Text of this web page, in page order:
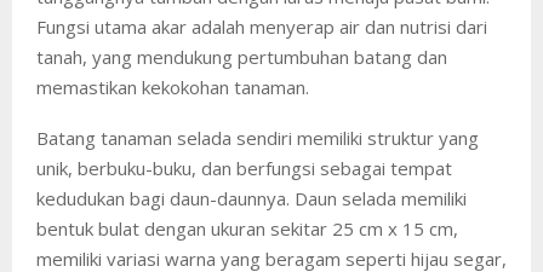
Fungsi utama akar adalah menyerap air dan nutrisi dari
tanah, yang mendukung pertumbuhan batang dan
memastikan kekokohan tanaman.
Batang tanaman selada sendiri memiliki struktur yang
unik, berbuku-buku, dan berfungsi sebagai tempat
kedudukan bagi daun-daunnya. Daun selada memiliki
bentuk bulat dengan ukuran sekitar 25 cm x 15 cm,
memiliki variasi warna yang beragam seperti hijau segar,